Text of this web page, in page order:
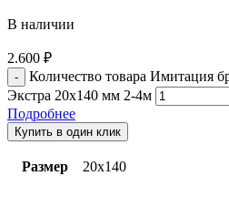
В наличии
2.600 ₽
Количество товара Имитация
Экстра 20х140 мм 2-4м
Подробнее
Купить в один клик
Размер 20х140